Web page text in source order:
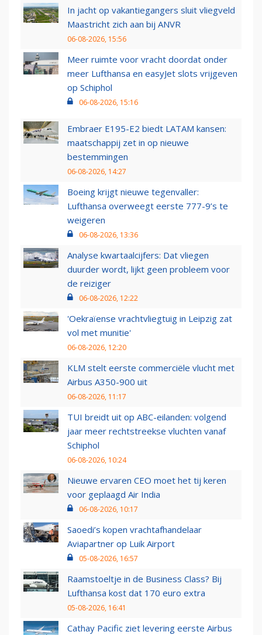
In jacht op vakantiegangers sluit vliegveld
Maastricht zich aan bij ANVR
06-08-2026, 15:56
Meer ruimte voor vracht doordat onder
meer Lufthansa en easyJet slots vrijgeven
op Schiphol
06-08-2026, 15:16
Embraer E195-E2 biedt LATAM kansen:
maatschappij zet in op nieuwe
bestemmingen
06-08-2026, 14:27
Boeing krijgt nieuwe tegenvaller:
Lufthansa overweegt eerste 777-9’s te
weigeren
06-08-2026, 13:36
Analyse kwartaalcijfers: Dat vliegen
duurder wordt, lijkt geen probleem voor
de reiziger
06-08-2026, 12:22
'Oekraïense vrachtvliegtuig in Leipzig zat
vol met munitie'
06-08-2026, 12:20
KLM stelt eerste commerciële vlucht met
Airbus A350-900 uit
06-08-2026, 11:17
TUI breidt uit op ABC-eilanden: volgend
jaar meer rechtstreekse vluchten vanaf
Schiphol
06-08-2026, 10:24
Nieuwe ervaren CEO moet het tij keren
voor geplaagd Air India
06-08-2026, 10:17
Saoedi’s kopen vrachtafhandelaar
Aviapartner op Luik Airport
05-08-2026, 16:57
Raamstoeltje in de Business Class? Bij
Lufthansa kost dat 170 euro extra
05-08-2026, 16:41
Cathay Pacific ziet levering eerste Airbus